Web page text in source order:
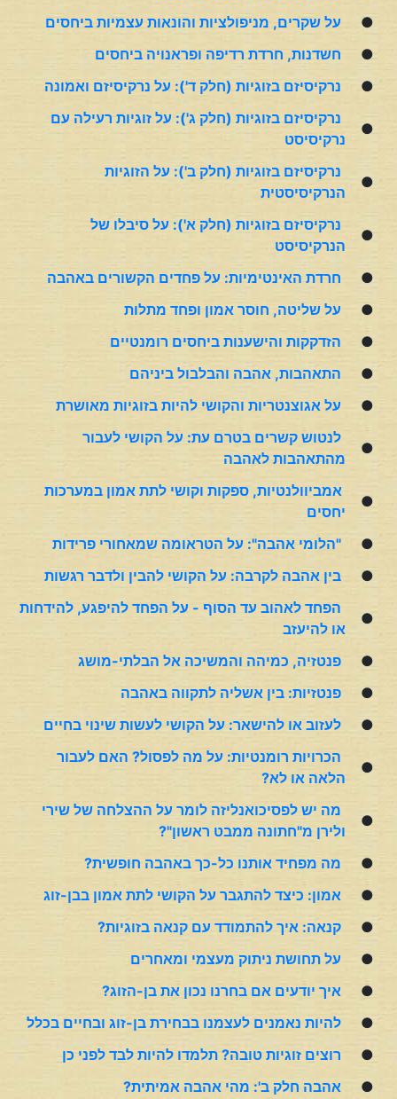
●
על שקרים, מניפולציות והונאות עצמיות ביחסים
●
חשדנות, חרדת רדיפה ופראנויה ביחסים
●
נרקיסיזם בזוגיות (חלק ד'): על נרקיסיזם ואמונה
●
נרקיסיזם בזוגיות (חלק ג'): על זוגיות רעילה עם
נרקיסיסט
●
נרקיסיזם בזוגיות (חלק ב'): על הזוגיות
הנרקיסיסטית
●
נרקיסיזם בזוגיות (חלק א'): על סיבלו של
הנרקיסיסט
●
חרדת האינטימיות: על פחדים הקשורים באהבה
●
על שליטה, חוסר אמון ופחד מתלות
●
הזדקקות והישענות ביחסים רומנטיים
●
התאהבות, אהבה והבלבול ביניהם
●
על אגוצנטריות והקושי להיות בזוגיות מאושרת
●
לנטוש קשרים בטרם עת: על הקושי לעבור
מהתאהבות לאהבה
●
אמביוולנטיות, ספקות וקושי לתת אמון במערכות
יחסים
●
"הלומי אהבה": על הטראומה שמאחורי פרידות
●
בין אהבה לקרבה: על הקושי להבין ולדבר רגשות
●
הפחד לאהוב עד הסוף - על הפחד להיפגע, להידחות
או להיעזב
●
פנטזיה, כמיהה והמשיכה אל הבלתי-מושג
●
פנטזיות: בין אשליה לתקווה באהבה
●
לעזוב או להישאר: על הקושי לעשות שינוי בחיים
●
הכרויות רומנטיות: על מה לפסול? האם לעבור
הלאה או לא?
●
מה יש לפסיכואנליזה לומר על ההצלחה של שירי
ולירן מ"חתונה ממבט ראשון"?
●
מה מפחיד אותנו כל-כך באהבה חופשית?
●
אמון: כיצד להתגבר על הקושי לתת אמון בבן-זוג
●
קנאה: איך להתמודד עם קנאה בזוגיות?
●
על תחושת ניתוק מעצמי ומאחרים
●
איך יודעים אם בחרנו נכון את בן-הזוג?
●
להיות נאמנים לעצמנו בבחירת בן-זוג ובחיים בכלל
●
רוצים זוגיות טובה? תלמדו להיות לבד לפני כן
●
אהבה חלק ב': מהי אהבה אמיתית?